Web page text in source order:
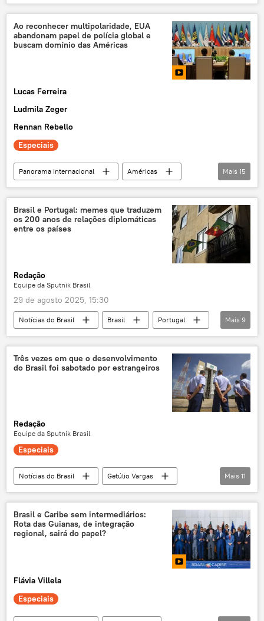
América do Sul
Panorama internacional
migração
migrantes
EUA
fronteira
exclusiva
Estados Unidos
Ao reconhecer multipolaridade, EUA
abandonam papel de polícia global e
buscam domínio das Américas
Lucas Ferreira
Ludmila Zeger
Rennan Rebello
Especiais
Panorama internacional
Américas
Rússia
Donald Trump
Pete Hegseth
Estados Unidos
Brasil
Washington
BRICS
Departamento de Guerra dos EUA
mundo multipolar
América Latina
Mais 15
Brasil e Portugal: memes que traduzem
os 200 anos de relações diplomáticas
entre os países
Redação
Equipe da Sputnik Brasil
29 de agosto 2025, 15:30
Notícias do Brasil Brasil
Portugal
Mundo
Argentina
Google Maps
Tratado de Paz
relações diplomáticas
lista
memes
redes sociais
Mais 9
Três vezes em que o desenvolvimento
do Brasil foi sabotado por estrangeiros
Redação
Equipe da Sputnik Brasil
Especiais
Notícias do Brasil
Getúlio Vargas
Brasília
Estados Unidos
Brasil
Centro de Lançamento de Alcântara
Abrams
Cyclone
Casa Branca
Mais 11
Brasil e Caribe sem intermediários:
Rota das Guianas, de integração
regional, sairá do papel?
Flávia Villela
Especiais